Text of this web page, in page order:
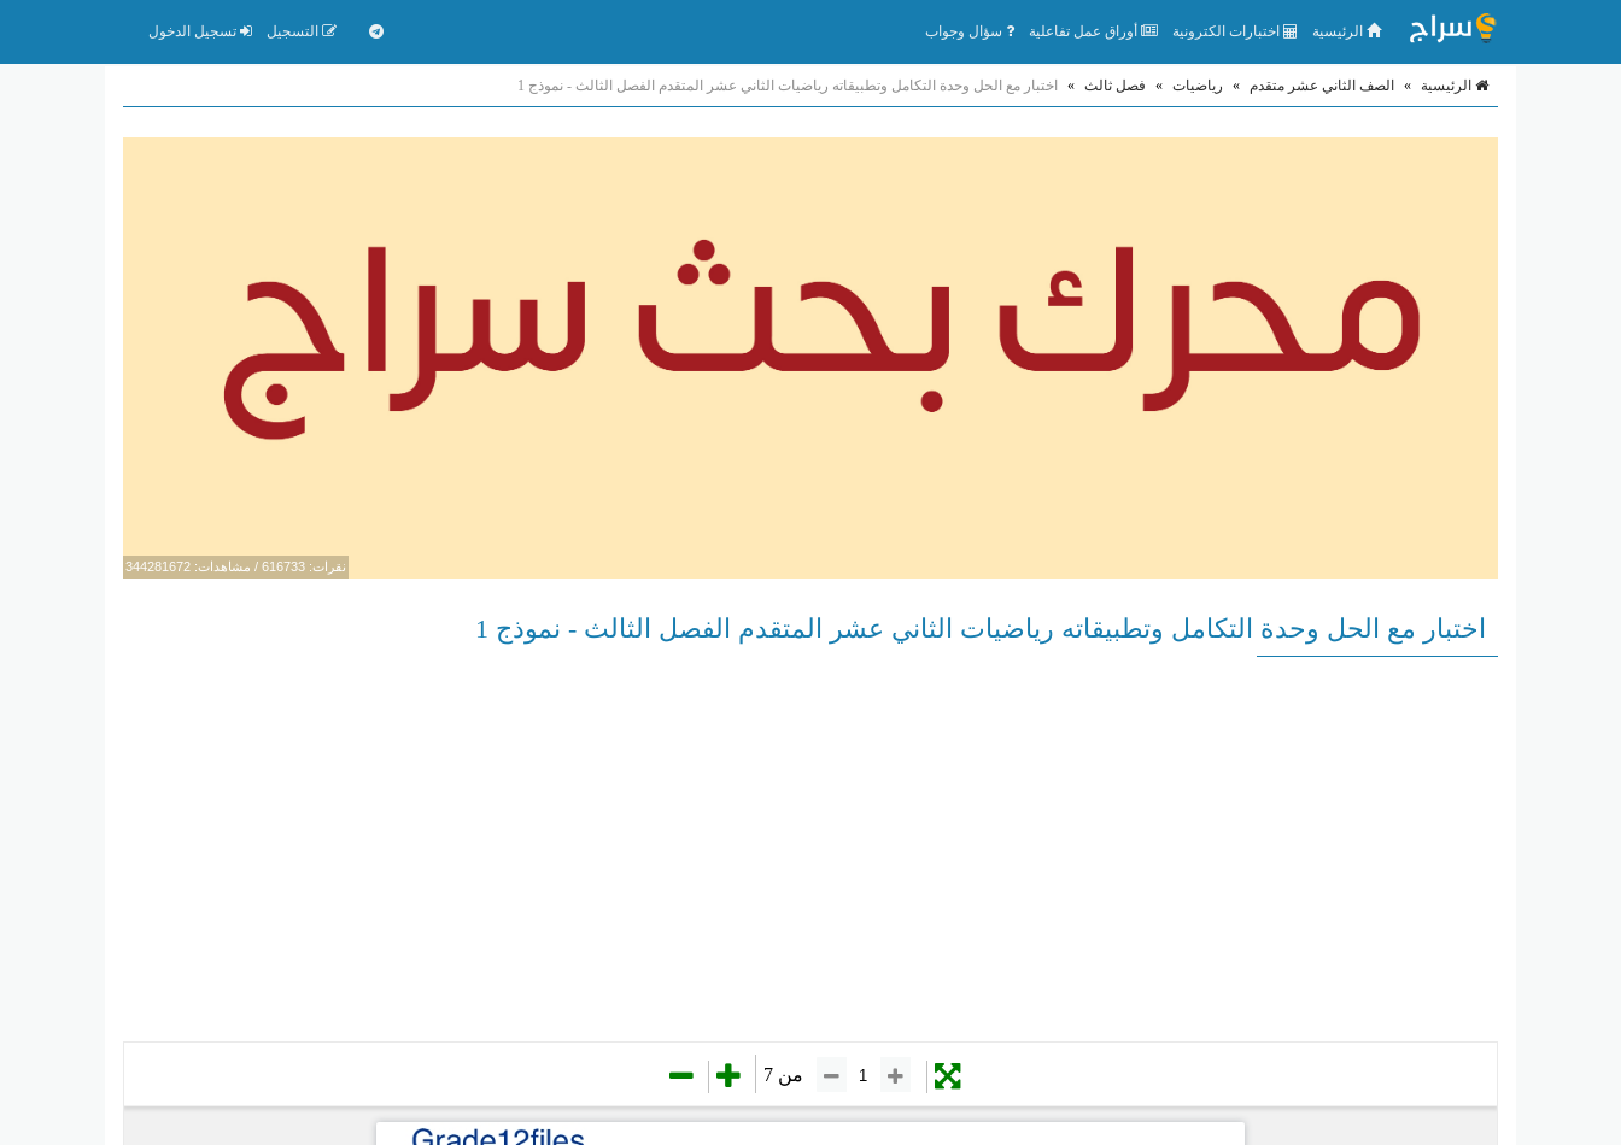
الرئيسية اختبارات الكترونية أوراق عمل تفاعلية سؤال وجواب التسجيل تسجيل الدخول
الرئيسية » الصف الثاني عشر متقدم » رياضيات » فصل ثالث » اختبار مع الحل وحدة التكامل وتطبيقاته رياضيات الثاني عشر المتقدم الفصل الثالث - نموذج 1
نقرات: 616733 / مشاهدات: 344281672
اختبار مع الحل وحدة التكامل وتطبيقاته رياضيات الثاني عشر المتقدم الفصل الثالث - نموذج 1